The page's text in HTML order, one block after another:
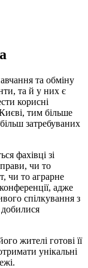
та обміну
та й у них є
корисні
тим більше
затребуваних
фахівці зі
чи то
чи то аграрне
адже
спілкування з
жителі готові її
унікальні